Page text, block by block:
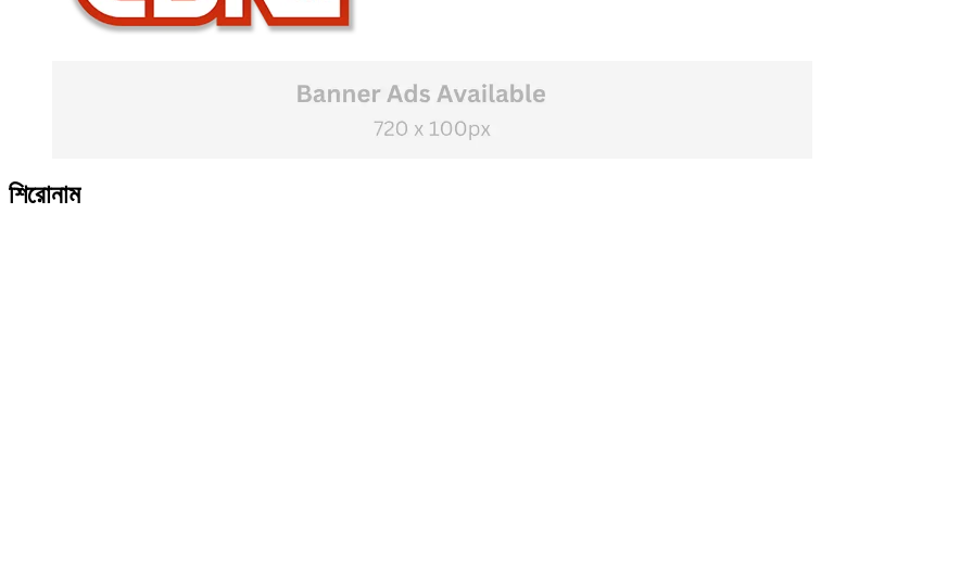
শিরোনাম